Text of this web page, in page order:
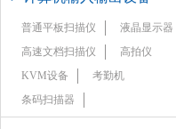
普通平板扫描仪
液晶显示器
高速文档扫描仪
高拍仪
KVM设备
考勤机
条码扫描器